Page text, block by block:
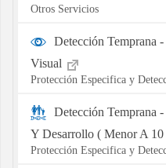
Otros Servicios
Detección Temprana
Visual
Protección Especifica y
Detección Temprana
Y Desarrollo ( Menor A
Protección Especifica y